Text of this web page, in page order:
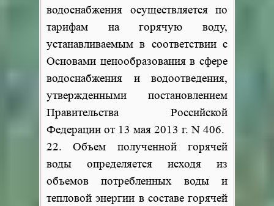
водоснабжения осуществляется по
тарифам на горячую воду,
устанавливаемым в соответствии с
Основами ценообразования в сфере
водоснабжения и водоотведения,
утвержденными постановлением
Правительства Российской
Федерации от 13 мая 2013 г. N 406.
22. Объем полученной горячей
воды определяется исходя из
объемов потребленных воды и
тепловой энергии в составе горячей